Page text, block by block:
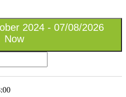
2024 - 07/08/2026
Now